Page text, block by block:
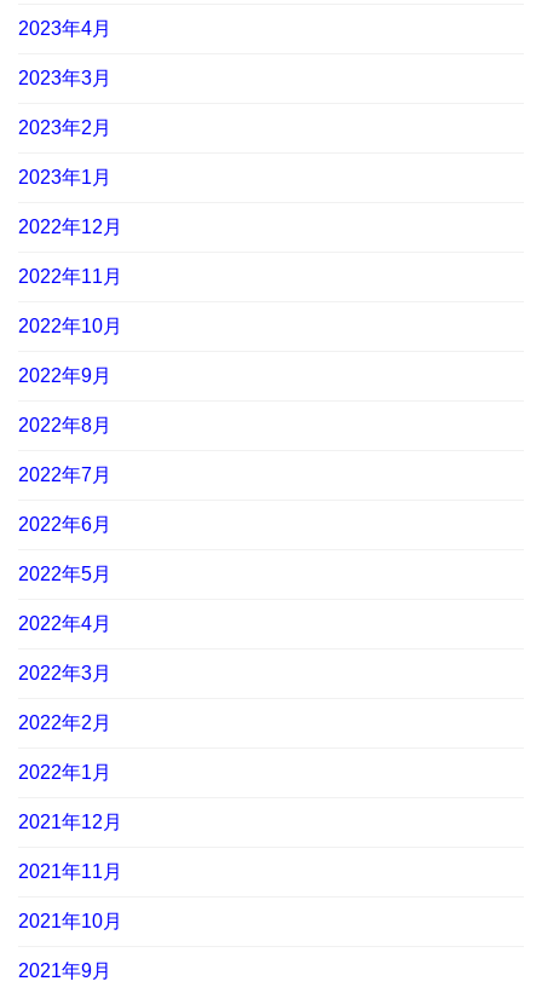
2023年4月
2023年3月
2023年2月
2023年1月
2022年12月
2022年11月
2022年10月
2022年9月
2022年8月
2022年7月
2022年6月
2022年5月
2022年4月
2022年3月
2022年2月
2022年1月
2021年12月
2021年11月
2021年10月
2021年9月